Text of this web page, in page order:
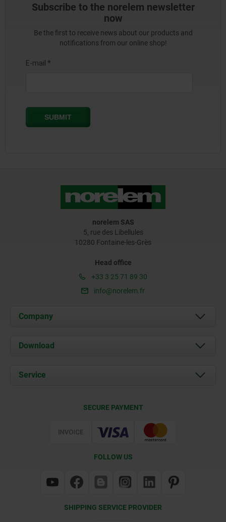
Subscribe to the norelem newsletter
now
Be the first to receive news about our products and
notifications from our online shop!
norelem SAS
5, rue des Libellules
10280 Fontaine-les-Grès
Head office
+33 3 25 71 89 30
info@norelem.fr
Company
About us
Contact
Download
Documents
Service
SECURE PAYMENT
FOLLOW US
SHIPPING SERVICE PROVIDER